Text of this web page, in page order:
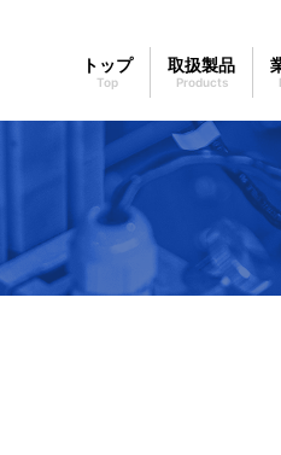
トップ 取扱製品